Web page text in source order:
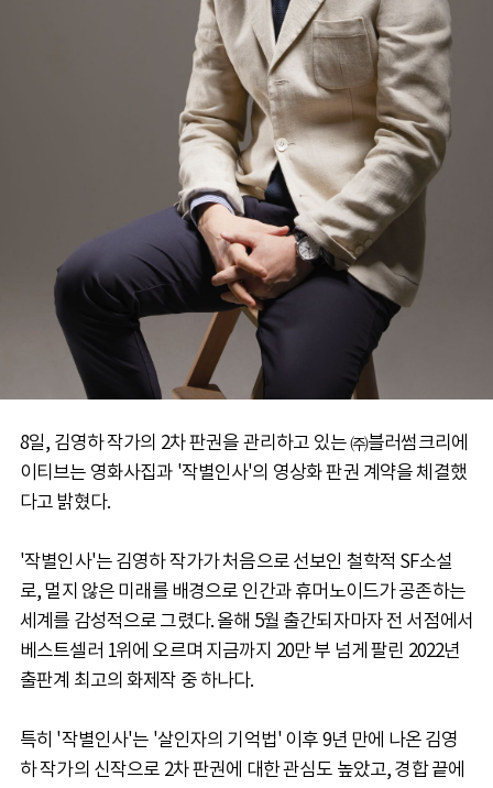
8일, 김영하 작가의 2차 판권을 관리하고 있는 ㈜블러썸크리에
이티브는 영화사집과 '작별인사'의 영상화 판권 계약을 체결했
다고 밝혔다.
'작별인사'는 김영하 작가가 처음으로 선보인 철학적 SF소설
로, 멀지 않은 미래를 배경으로 인간과 휴머노이드가 공존하는
세계를 감성적으로 그렸다. 올해 5월 출간되자마자 전 서점에서
베스트셀러 1위에 오르며 지금까지 20만 부 넘게 팔린 2022년
출판계 최고의 화제작 중 하나다.
특히 '작별인사'는 '살인자의 기억법' 이후 9년 만에 나온 김영
하 작가의 신작으로 2차 판권에 대한 관심도 높았고, 경합 끝에